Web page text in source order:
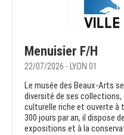
Menuisier F/H
22/07/2026 - LYON 01
Le musée des Beaux-Arts
diversité de ses
culturelle riche et ouverte à
300 jours par an, il dispose
expositions et à la